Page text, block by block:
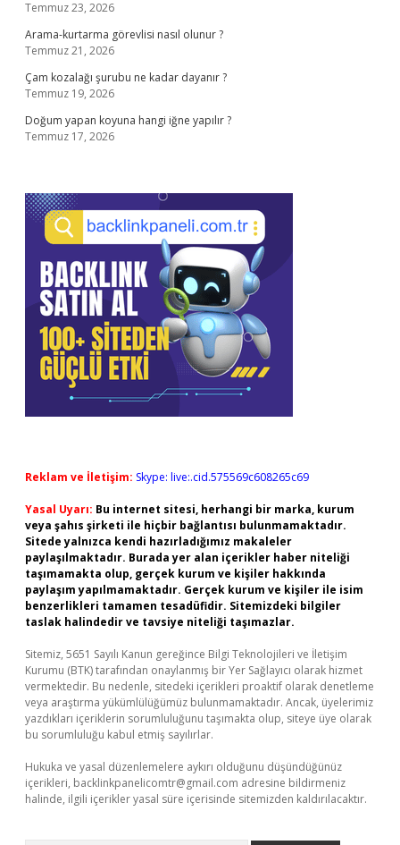
Temmuz 23, 2026
Arama-kurtarma görevlisi nasıl olunur ?
Temmuz 21, 2026
Çam kozalağı şurubu ne kadar dayanır ?
Temmuz 19, 2026
Doğum yapan koyuna hangi iğne yapılır ?
Temmuz 17, 2026
Reklam ve İletişim: Skype: live:.cid.575569c608265c69
Yasal Uyarı: Bu internet sitesi, herhangi bir marka, kurum
veya şahıs şirketi ile hiçbir bağlantısı bulunmamaktadır.
Sitede yalnızca kendi hazırladığımız makaleler
paylaşılmaktadır. Burada yer alan içerikler haber niteliği
taşımamakta olup, gerçek kurum ve kişiler hakkında
paylaşım yapılmamaktadır. Gerçek kurum ve kişiler ile isim
benzerlikleri tamamen tesadüfidir. Sitemizdeki bilgiler
taslak halindedir ve tavsiye niteliği taşımazlar.
Sitemiz, 5651 Sayılı Kanun gereğince Bilgi Teknolojileri ve İletişim
Kurumu (BTK) tarafından onaylanmış bir Yer Sağlayıcı olarak hizmet
vermektedir. Bu nedenle, sitedeki içerikleri proaktif olarak denetleme
veya araştırma yükümlülüğümüz bulunmamaktadır. Ancak, üyelerimiz
yazdıkları içeriklerin sorumluluğunu taşımakta olup, siteye üye olarak
bu sorumluluğu kabul etmiş sayılırlar.
Hukuka ve yasal düzenlemelere aykırı olduğunu düşündüğünüz
içerikleri, backlinkpanelicomtr@gmail.com adresine bildirmeniz
halinde, ilgili içerikler yasal süre içerisinde sitemizden kaldırılacaktır.